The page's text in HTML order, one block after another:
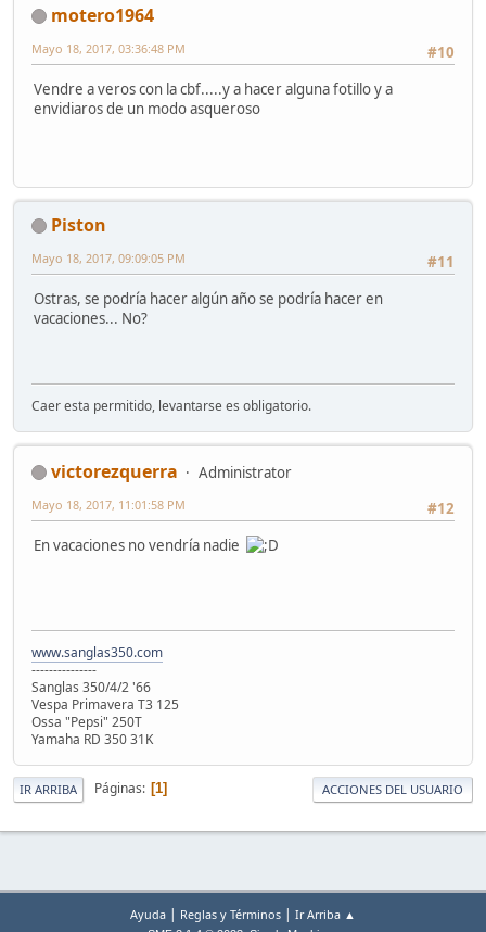
motero1964
#10
Mayo 18, 2017, 03:36:48 PM
Vendre a veros con la cbf.....y a hacer alguna fotillo y a
envidiaros de un modo asqueroso
Piston
#11
Mayo 18, 2017, 09:09:05 PM
Ostras, se podría hacer algún año se podría hacer en
vacaciones... No?
Caer esta permitido, levantarse es obligatorio.
victorezquerra
Administrator
#12
Mayo 18, 2017, 11:01:58 PM
En vacaciones no vendría nadie
www.sanglas350.com
---------------
Sanglas 350/4/2 '66
Vespa Primavera T3 125
Ossa "Pepsi" 250T
Yamaha RD 350 31K
IR ARRIBA Páginas 1 ACCIONES DEL USUARIO
Ayuda | Reglas y Términos | Ir Arriba ▲